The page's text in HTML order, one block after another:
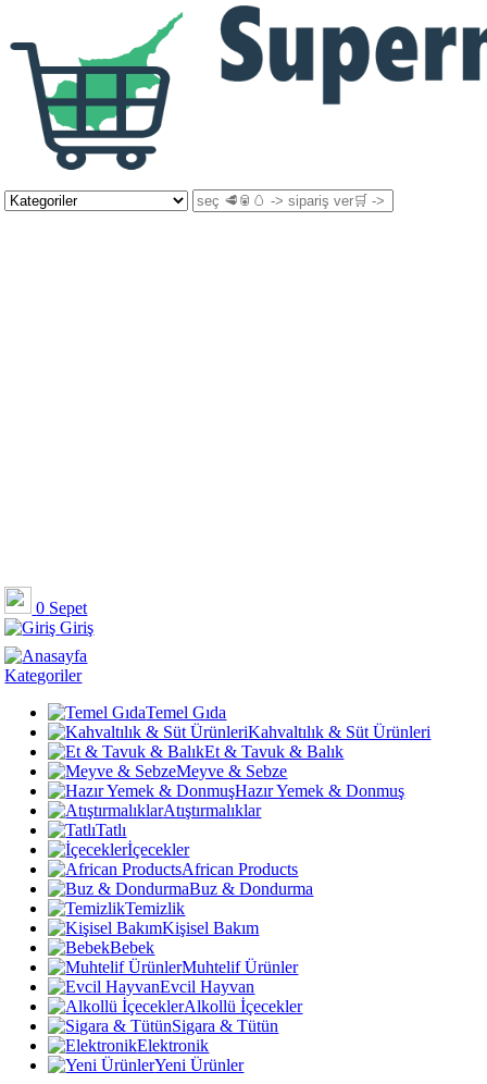
0 Sepet
Giriş
Kategoriler
Temel Gıda
Kahvaltılık & Süt Ürünleri
Et & Tavuk & Balık
Meyve & Sebze
Hazır Yemek & Donmuş
Atıştırmalıklar
Tatlı
İçecekler
African Products
Buz & Dondurma
Temizlik
Kişisel Bakım
Bebek
Muhtelif Ürünler
Evcil Hayvan
Alkollü İçecekler
Sigara & Tütün
Elektronik
Yeni Ürünler